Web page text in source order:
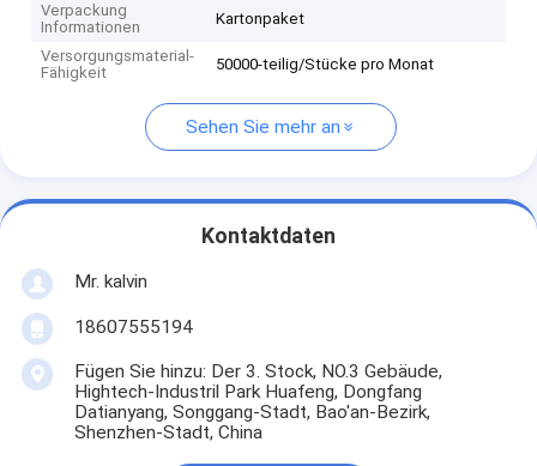
Verpackung
Informationen
Kartonpaket
Versorgungsmaterial-
Fähigkeit
50000-teilig/Stücke pro Monat
Sehen Sie mehr an
Kontaktdaten
Mr. kalvin
18607555194
Fügen Sie hinzu: Der 3. Stock, NO.3 Gebäude,
Hightech-Industril Park Huafeng, Dongfang
Datianyang, Songgang-Stadt, Bao'an-Bezirk,
Shenzhen-Stadt, China